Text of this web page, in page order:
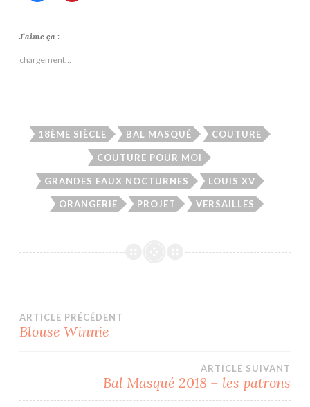
Facebook(ouvre
dans
une
fenêtre)
J’aime ça :
chargement…
18ÈME SIÈCLE BAL MASQUÉ COUTURE
COUTURE POUR MOI
GRANDES EAUX NOCTURNES LOUIS XV
ORANGERIE PROJET VERSAILLES
Navigation
l’article
ARTICLE PRÉCÉDENT
Blouse Winnie
ARTICLE SUIVANT
Bal Masqué 2018 – les patrons